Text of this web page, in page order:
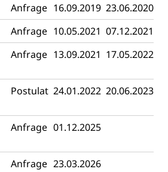
Anfrage 16.09.2019 23.06.2020
Anfrage 10.05.2021 07.12.2021
Anfrage 13.09.2021 17.05.2022
Postulat 24.01.2022 20.06.2023
Anfrage 01.12.2025
Anfrage 23.03.2026